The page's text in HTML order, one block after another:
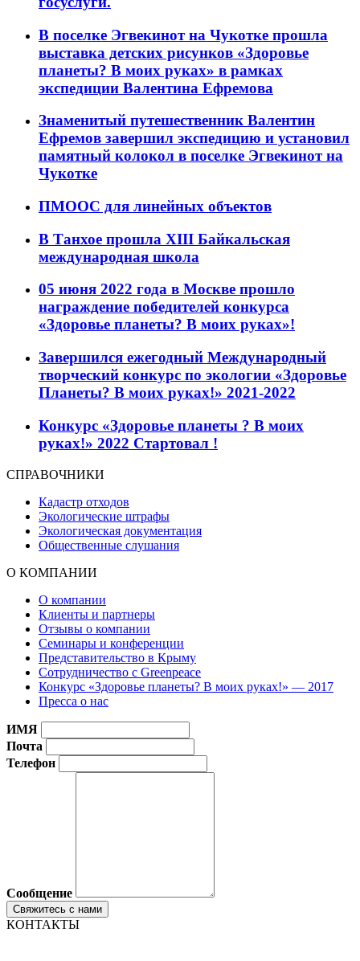
В поселке Эгвекинот на Чукотке прошла
выставка детских рисунков «Здоровье
планеты? В моих руках» в рамках
экспедиции Валентина Ефремова
Знаменитый путешественник Валентин
Ефремов завершил экспедицию и установил
памятный колокол в поселке Эгвекинот на
Чукотке
ПМООС для линейных объектов
В Танхое прошла XIII Байкальская
международная школа
05 июня 2022 года в Москве прошло
награждение победителей конкурса
«Здоровье планеты? В моих руках»!
Завершился ежегодный Международный
творческий конкурс по экологии «Здоровье
Планеты? В моих руках!» 2021-2022
Конкурс «Здоровье планеты ? В моих
руках!» 2022 Стартовал !
СПРАВОЧНИКИ
Кадастр отходов
Экологические штрафы
Экологическая документация
Общественные слушания
О КОМПАНИИ
О компании
Клиенты и партнеры
Отзывы о компании
Семинары и конференции
Представительство в Крыму
Сотрудничество с Greenpeace
Конкурс «Здоровье планеты? В моих руках!» — 2017
Пресса о нас
ИМЯ
Почта
Телефон
Сообщение
КОНТАКТЫ